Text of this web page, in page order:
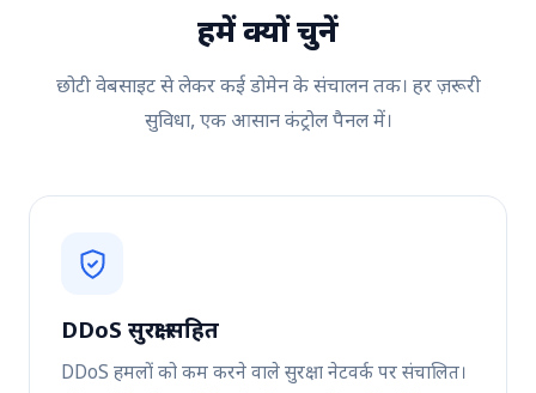
हमें क्यों चुनें
छोटी वेबसाइट से लेकर कई डोमेन के संचालन तक। हर ज़रूरी
सुविधा, एक आसान कंट्रोल पैनल में।
DDoS सुरक्षा सहित
DDoS हमलों को कम करने वाले सुरक्षा नेटवर्क पर संचालित।